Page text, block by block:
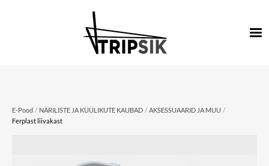
E-Pood / NÄRILISTE JA KÜÜLIKUTE KAUBAD / AKSESSUAARID JA MUU /
Ferplast liivakast